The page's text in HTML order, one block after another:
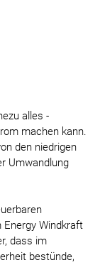
alles -
machen kann.
den niedrigen
Umwandlung
Energy Windkraft
dass im
bestünde,